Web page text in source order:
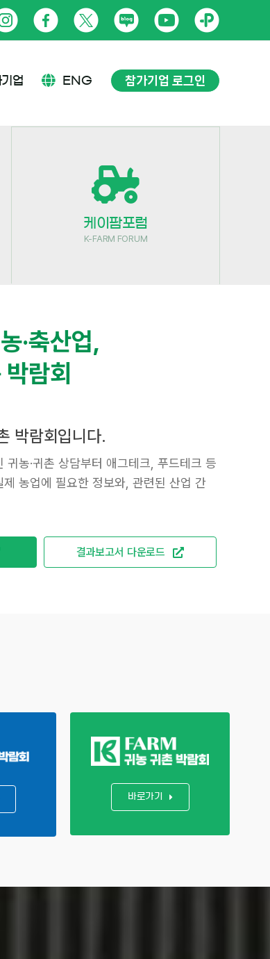
램
페
이
스
트
위
터
네
이
버
블
로
유
튜
브
카
카
오
톡
플
업 ENG 참가기업 로그인
케이팜포럼
K-FARM FORUM
·축산업,
람회
박람회입니다.
귀농·귀촌 상담부터 애그테크, 푸드테크 등
농업에 필요한 정보와, 관련된 산업 간
결과보고서 다운로드
바로가기